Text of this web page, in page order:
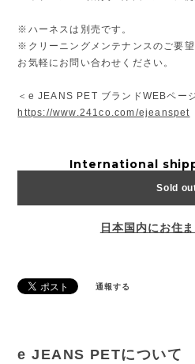
※ハーネスは別売です。
※クリーニングメンテナンスのご要望
お気軽にお問い合わせください。
＜e JEANS PET ブランドWEBペー
https://www.241co.com/ejeanspet
International
Sold
日本国内にお住
通報する
e JEANS PETについて